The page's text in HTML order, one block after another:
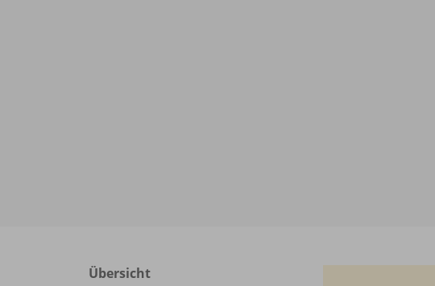
Übersicht